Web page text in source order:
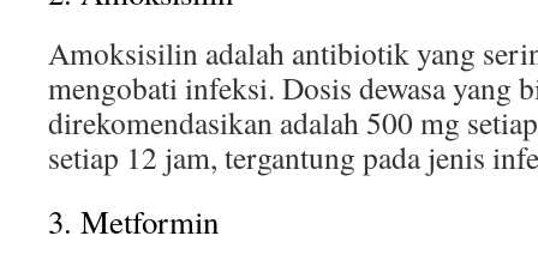
Amoksisilin adalah antibiotik yang
mengobati infeksi. Dosis dewasa yang
direkomendasikan adalah 500 mg
setiap 12 jam, tergantung pada jenis
3. Metformin